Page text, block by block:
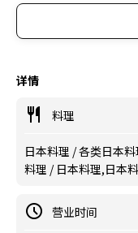
详情
料理
日本料理 / 各类日本
料理 / 日本料理,日本
营业时间